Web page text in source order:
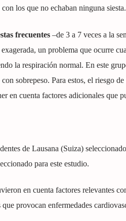
los que no echaban ninguna siesta.
frecuentes–de 3 a 7 veces a la
un problema que ocurre
la respiración normal. En este
sobrepeso. Para estos, el riesgo
en cuenta factores adicionales que
de Lausana (Suiza)
para este estudio.
en cuenta factores relevantes
provocan enfermedades